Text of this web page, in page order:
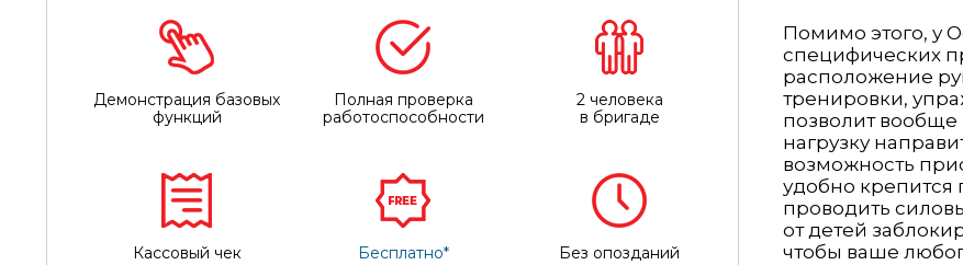
Демонстрация базовых
функций
Полная проверка
работоспособности
2 человека
в бригаде
Кассовый чек Бесплатно* Без опозданий
Помимо этого, у
специфических
расположение
тренировки,
позволит вообще
нагрузку
возможность
удобно крепится
проводить
от детей
чтобы ваше